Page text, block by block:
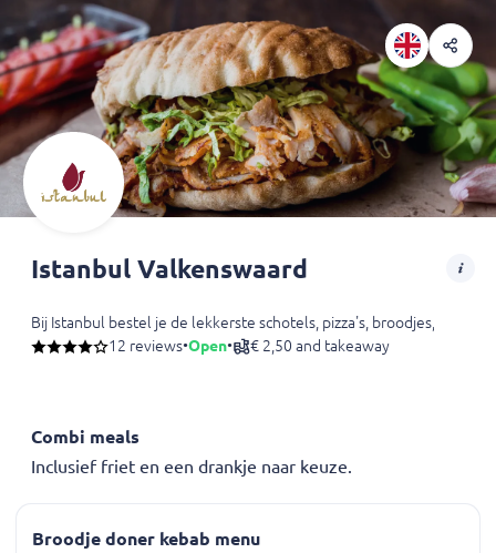
Istanbul Valkenswaard
Bij Istanbul bestel je de lekkerste schotels, pizza's, broodjes,
12 reviews•Open• € 2,50 and takeaway
Combi meals
Inclusief friet en een drankje naar keuze.
Broodje doner kebab menu